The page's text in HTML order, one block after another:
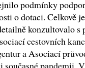
podmínky
o dotaci. Celkově
konzultovalo s
cestovních
a Asociací
pandemii.